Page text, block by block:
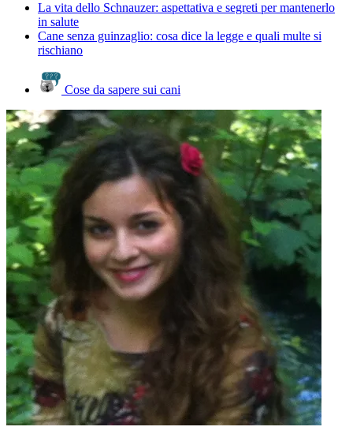
La vita dello Schnauzer: aspettativa e segreti per mantenerlo
in salute
Cane senza guinzaglio: cosa dice la legge e quali multe si
rischiano
Cose da sapere sui cani